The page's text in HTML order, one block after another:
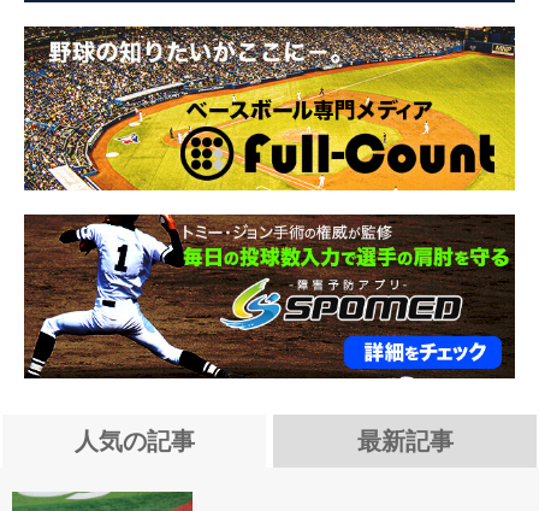
人気の記事 最新記事